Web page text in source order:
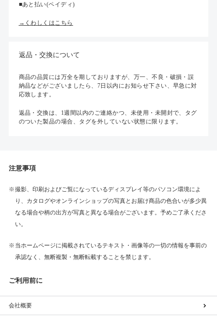
■あと払い(ペイディ)
→くわしくはこちら
返品・交換について
商品の品質には万全を期しておりますが、万一、不良・破損・誤
納品などがございましたら、7日以内にお知らせ下さい、早急に対
応致します。
返品・交換は、1週間以内のご連絡かつ、未使用・未開封で、タグ
のついた製品の場合、タグを外していない状態に限ります。
注意事項
撮影、印刷およびご覧になっているディスプレイ等のパソコン環境によ
り、カタログやオンラインショップの写真とお届け商品の色合いが多少異
なる場合や柄の出方が写真と異なる場合がございます。予めご了承くださ
い。
当ホームページに掲載されているテキスト・画像等の一切の情報を事前の
承認なく、無断複製・無断転載することを禁じます。
ご利用前に
会社概要